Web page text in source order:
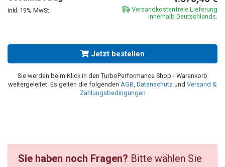
inkl. 19% MwSt.
Versandkostenfreie Lieferung
innerhalb Deutschlands.
Jetzt bestellen
Sie werden beim Klick in den TurboPerformance Shop - Warenkorb
weitergeleitet. Es gelten die folgenden AGB, Datenschutz und Versand &
Zahlungsbedingungen
Sie haben noch Fragen? Bitte wählen Sie